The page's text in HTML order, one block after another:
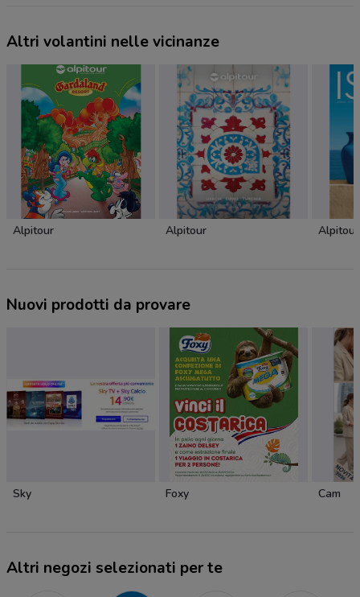
Altri volantini nelle vicinanze
Alpitour Alpitour Alpitour
Nuovi prodotti da provare
Sky Foxy Cam
Altri negozi selezionati per te